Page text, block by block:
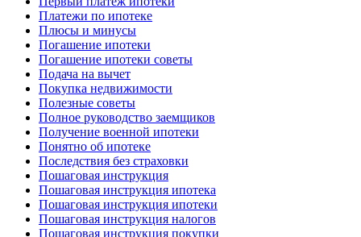
Платежи по ипотеке
Плюсы и минусы
Погашение ипотеки
Погашение ипотеки советы
Подача на вычет
Покупка недвижимости
Полезные советы
Полное руководство заемщиков
Получение военной ипотеки
Понятно об ипотеке
Последствия без страховки
Пошаговая инструкция
Пошаговая инструкция ипотека
Пошаговая инструкция ипотеки
Пошаговая инструкция налогов
Пошаговая инструкция покупки